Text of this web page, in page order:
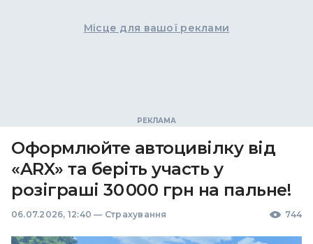
Місце для вашої реклами
Оформлюйте автоцивілку від
«ARX» та беріть участь у
розіграші 30 000 грн на пальне!
06.07.2026, 12:40 — Страхування 744